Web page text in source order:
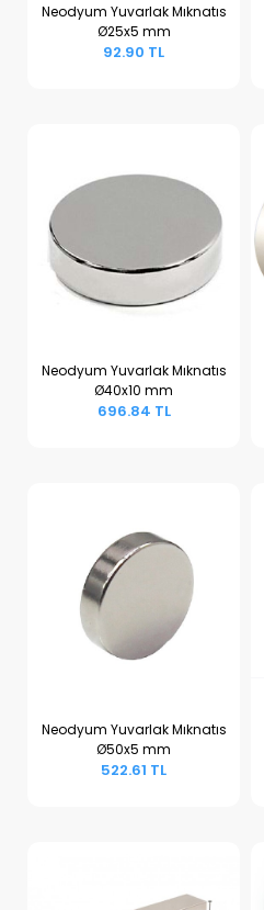
Sepete Ekle
Neodyum Yuvarlak Mıknatıs
Ø25x5 mm
92.90 TL
Sepete Ekle
Neodyum Yuvarlak Mıknatıs
Ø40x10 mm
696.84 TL
Sepete Ekle
Neodyum Yuvarlak Mıknatıs
Ø50x5 mm
522.61 TL